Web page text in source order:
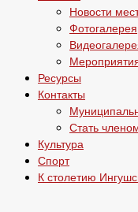
Новости
Фотогалерея
Ресурсы
Контакты
Стать
Культура
Спорт
К столетию